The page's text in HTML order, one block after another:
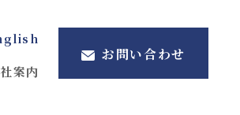
案内
お問い合わせ